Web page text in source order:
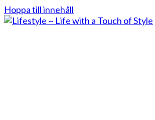
Hoppa till innehåll